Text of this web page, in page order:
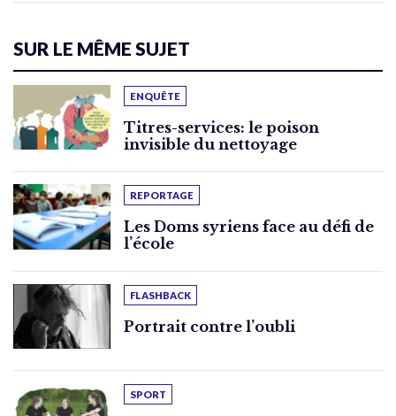
SUR LE MÊME SUJET
ENQUÊTE
Titres-services: le poison
invisible du nettoyage
REPORTAGE
Les Doms syriens face au défi de
l’école
FLASHBACK
Portrait contre l’oubli
SPORT